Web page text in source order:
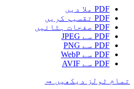
PDF ملا دیں
PDF تقسیم کریں
PDF صفحات ہٹائیں
PDF سے JPEG
PDF سے PNG
PDF سے WebP
PDF سے AVIF
تمام ٹولز دیکھیں →